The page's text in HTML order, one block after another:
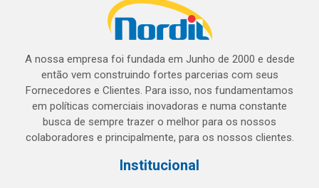
A nossa empresa foi fundada em Junho de 2000 e desde
então vem construindo fortes parcerias com seus
Fornecedores e Clientes. Para isso, nos fundamentamos
em políticas comerciais inovadoras e numa constante
busca de sempre trazer o melhor para os nossos
colaboradores e principalmente, para os nossos clientes.
Institucional